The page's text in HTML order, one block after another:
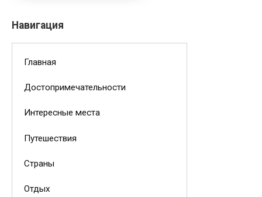
Навигация
Главная
Достопримечательности
Интересные места
Путешествия
Страны
Отдых